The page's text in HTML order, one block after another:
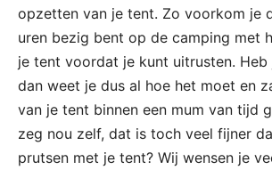
opzetten van je tent. Zo voorkom je
uren bezig bent op de camping met
je tent voordat je kunt uitrusten. Heb
dan weet je dus al hoe het moet en
van je tent binnen een mum van tijd
zeg nou zelf, dat is toch veel fijner
prutsen met je tent? Wij wensen je